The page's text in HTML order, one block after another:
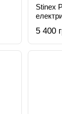
Stinex
5 400